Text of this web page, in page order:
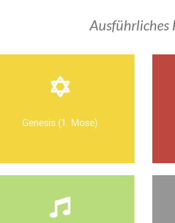
Ausführliches
Genesis (1. Mose)